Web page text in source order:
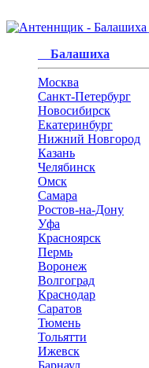
Балашиха
Москва
Санкт-Петербург
Новосибирск
Екатеринбург
Нижний Новгород
Казань
Челябинск
Омск
Самара
Ростов-на-Дону
Уфа
Красноярск
Пермь
Воронеж
Волгоград
Краснодар
Саратов
Тюмень
Тольятти
Ижевск
Барнаул